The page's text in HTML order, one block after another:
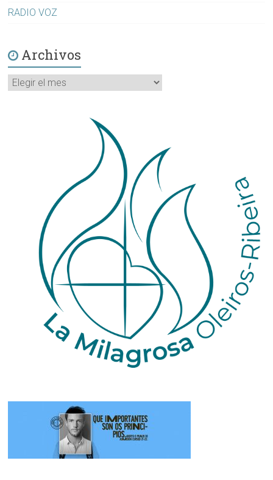
RADIO VOZ
Archivos
Archivos